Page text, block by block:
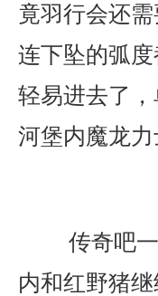
竟羽行会还
连下坠的弧
轻易进去了
河堡内魔龙力
传奇吧一
内和红野猪